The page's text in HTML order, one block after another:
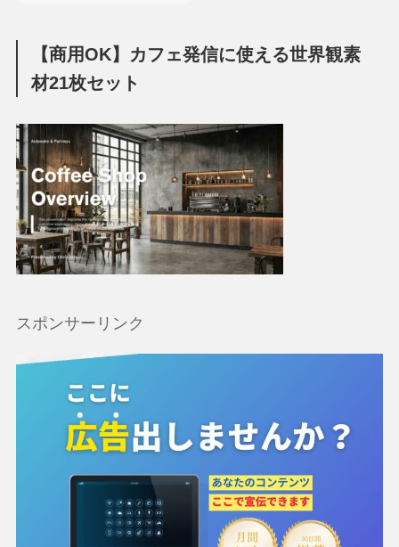
【商用OK】カフェ発信に使える世界観素
材21枚セット
スポンサーリンク